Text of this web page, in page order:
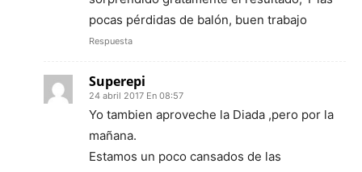
pocas pérdidas de balón, buen trabajo
Respuesta
Superepi
24 abril 2017 En 08:57
Yo tambien aproveche la Diada ,pero por la
mañana.
Estamos un poco cansados de las